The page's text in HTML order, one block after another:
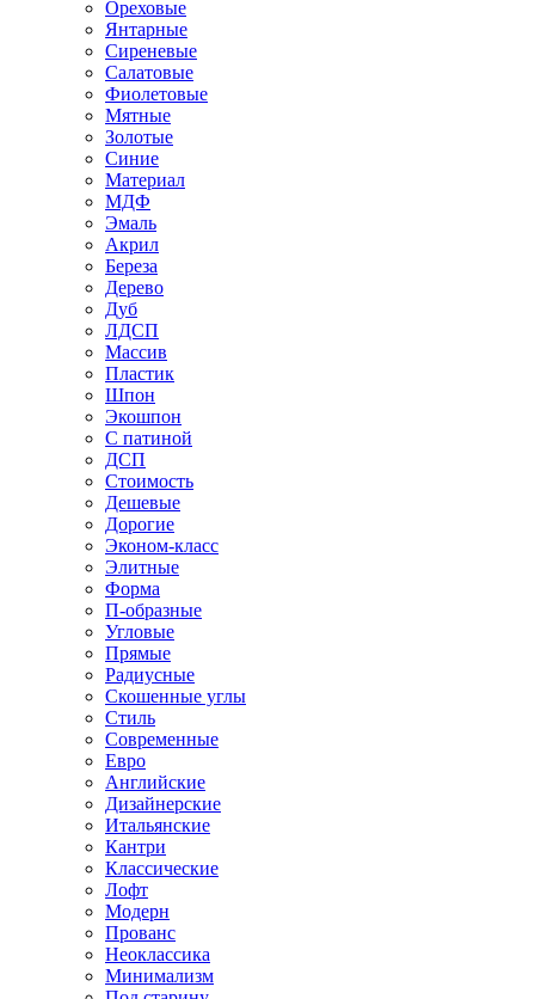
Ореховые
Янтарные
Сиреневые
Салатовые
Фиолетовые
Мятные
Золотые
Синие
Материал
МДФ
Эмаль
Акрил
Береза
Дерево
Дуб
ЛДСП
Массив
Пластик
Шпон
Экошпон
С патиной
ДСП
Стоимость
Дешевые
Дорогие
Эконом-класс
Элитные
Форма
П-образные
Угловые
Прямые
Радиусные
Скошенные углы
Стиль
Современные
Евро
Английские
Дизайнерские
Итальянские
Кантри
Классические
Лофт
Модерн
Прованс
Неоклассика
Минимализм